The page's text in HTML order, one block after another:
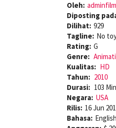
Oleh: adminfilm
Diposting
Dilihat: 929
Tagline: No
Rating: G
Genre:
Kualitas: HD
Tahun: 2010
Durasi: 103 Min
Negara: USA
Rilis: 16 Jun
Bahasa: